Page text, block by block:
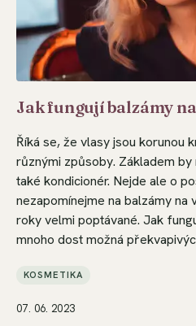
Jak fungují balzámy
Říká se, že vlasy jsou korunou
různými způsoby. Základem
také kondicionér. Nejde ale o
nezapomínejme na balzámy
roky velmi poptávané. Jak
mnoho dost možná
KOSMETIKA
07. 06. 2023